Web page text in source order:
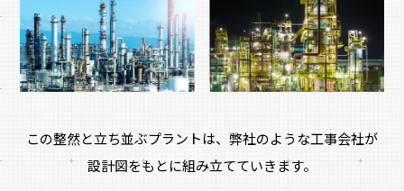
この整然と立ち並ぶプラントは、弊社のような工事会社が
設計図をもとに組み立てていきます。